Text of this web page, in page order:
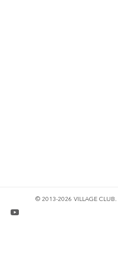
© 2013-2026 VILLAGE CLUB.